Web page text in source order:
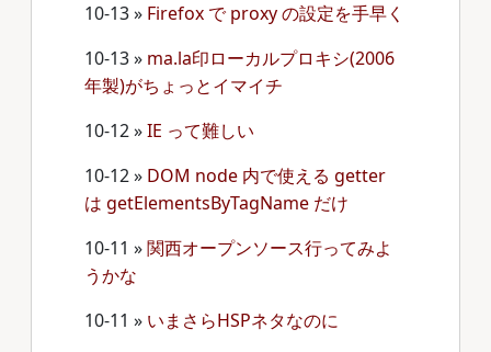
10-13» Firefox で proxy の設定を手早く
10-13» ma.la印ローカルプロキシ(2006
年製)がちょっとイマイチ
10-12»IE って難しい
10-12» DOM node 内で使える getter
は getElementsByTagName だけ
10-11 »関西オープンソース行ってみよ
うかな
10-11 » いまさらHSPネタなのに